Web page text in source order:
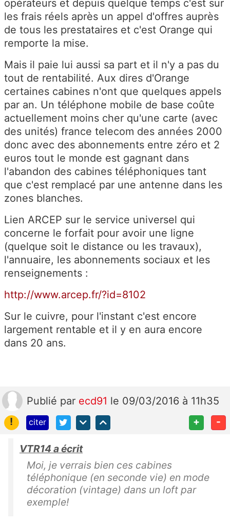
opérateurs et depuis quelque temps c'est sur
les frais réels après un appel d'offres auprès
de tous les prestataires et c'est Orange qui
remporte la mise.
Mais il paie lui aussi sa part et il n'y a pas du
tout de rentabilité. Aux dires d'Orange
certaines cabines n'ont que quelques appels
par an. Un téléphone mobile de base coûte
actuellement moins cher qu'une carte (avec
des unités) france telecom des années 2000
donc avec des abonnements entre zéro et 2
euros tout le monde est gagnant dans
l'abandon des cabines téléphoniques tant
que c'est remplacé par une antenne dans les
zones blanches.
Lien ARCEP sur le service universel qui
concerne le forfait pour avoir une ligne
(quelque soit le distance ou les travaux),
l'annuaire, les abonnements sociaux et les
renseignements :
http://www.arcep.fr/?id=8102
Sur le cuivre, pour l'instant c'est encore
largement rentable et il y en aura encore
dans 20 ans.
Publié par ecd91 le 09/03/2016 à 11h35
!
citer + -
VTR14 a écrit
Moi, je verrais bien ces cabines
téléphonique (en seconde vie) en mode
décoration (vintage) dans un loft par
exemple!